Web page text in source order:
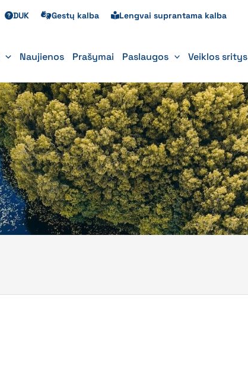
DUK Gestų kalba Lengvai suprantama kalba
Naujienos Prašymai Paslaugos Veiklos sritys